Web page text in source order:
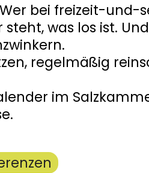
bei freizeit-und-
was los ist.
regelmäßig
im